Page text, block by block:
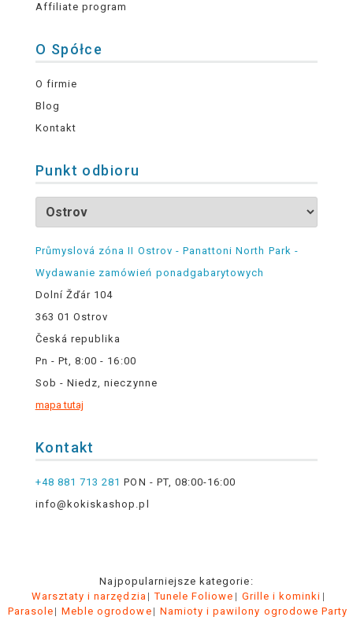
Affiliate program
O Spółce
O firmie
Blog
Kontakt
Punkt odbioru
Průmyslová zóna II Ostrov - Panattoni North Park -
Wydawanie zamówień ponadgabarytowych
Dolní Žďár 104
363 01 Ostrov
Česká republika
Pn - Pt, 8:00 - 16:00
Sob - Niedz, nieczynne
mapa tutaj
Kontakt
+48 881 713 281 PON - PT, 08:00-16:00
info@kokiskashop.pl
Najpopularniejsze kategorie:
Warsztaty i narzędzia
Tunele Foliowe
Grille i kominki
Parasole
Meble ogrodowe Namioty i pawilony ogrodowe Party